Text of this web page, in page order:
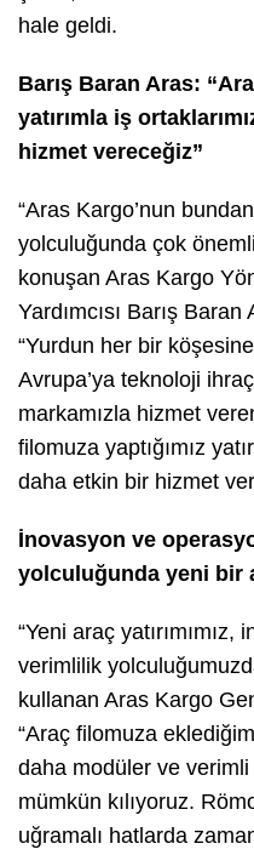
hale geldi.
Barış Baran Aras:
yatırımla iş
hizmet vereceğiz”
“Aras Kargo’nun
yolculuğunda çok
konuşan Aras Kargo
Yardımcısı Barış
“Yurdun her bir
Avrupa’ya teknoloji
markamızla hizmet
filomuza yaptığımız
daha etkin bir hizmet
İnovasyon ve
yolculuğunda yeni bir
“Yeni araç
verimlilik
kullanan Aras Kargo
“Araç filomuza
daha modüler ve
mümkün kılıyoruz.
uğramalı hatlarda